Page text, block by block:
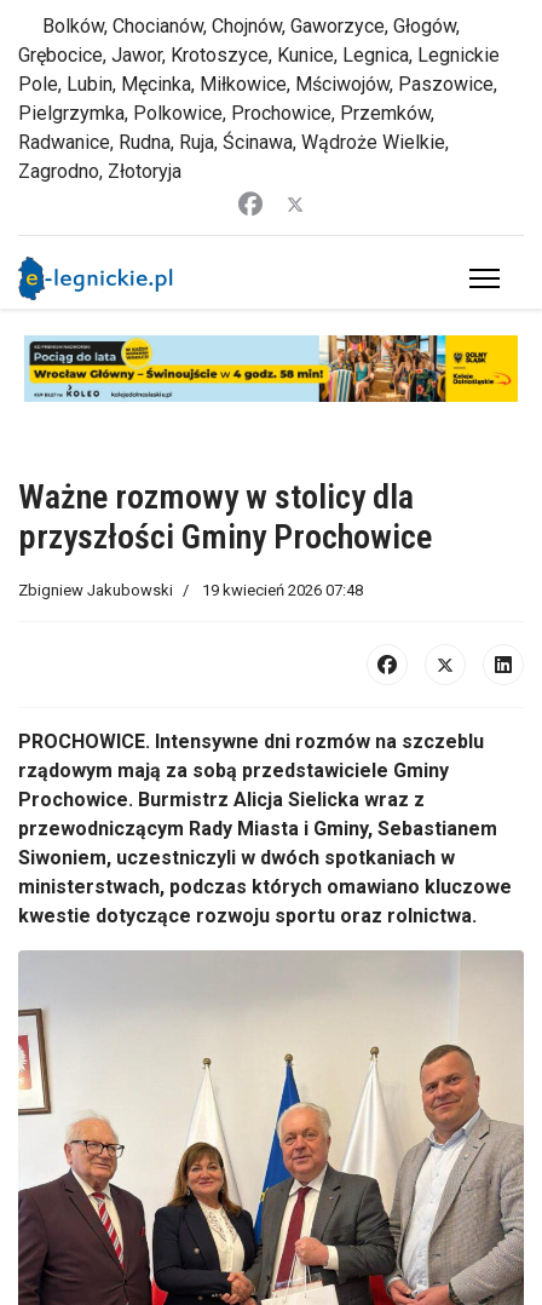
Bolków, Chocianów, Chojnów, Gaworzyce, Głogów,
Grębocice, Jawor, Krotoszyce, Kunice, Legnica, Legnickie
Pole, Lubin, Męcinka, Miłkowice, Mściwojów, Paszowice,
Pielgrzymka, Polkowice, Prochowice, Przemków,
Radwanice, Rudna, Ruja, Ścinawa, Wądroże Wielkie,
Zagrodno, Złotoryja
Ważne rozmowy w stolicy dla
przyszłości Gminy Prochowice
Zbigniew Jakubowski 19 kwiecień 2026 07:48
PROCHOWICE. Intensywne dni rozmów na szczeblu
rządowym mają za sobą przedstawiciele Gminy
Prochowice. Burmistrz Alicja Sielicka wraz z
przewodniczącym Rady Miasta i Gminy, Sebastianem
Siwoniem, uczestniczyli w dwóch spotkaniach w
ministerstwach, podczas których omawiano kluczowe
kwestie dotyczące rozwoju sportu oraz rolnictwa.